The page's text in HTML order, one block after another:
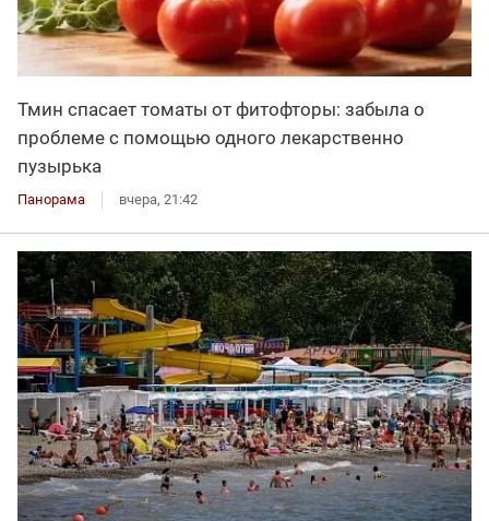
Тмин спасает томаты от фитофторы: забыла о
проблеме с помощью одного лекарственно
пузырька
Панорама вчера, 21:42